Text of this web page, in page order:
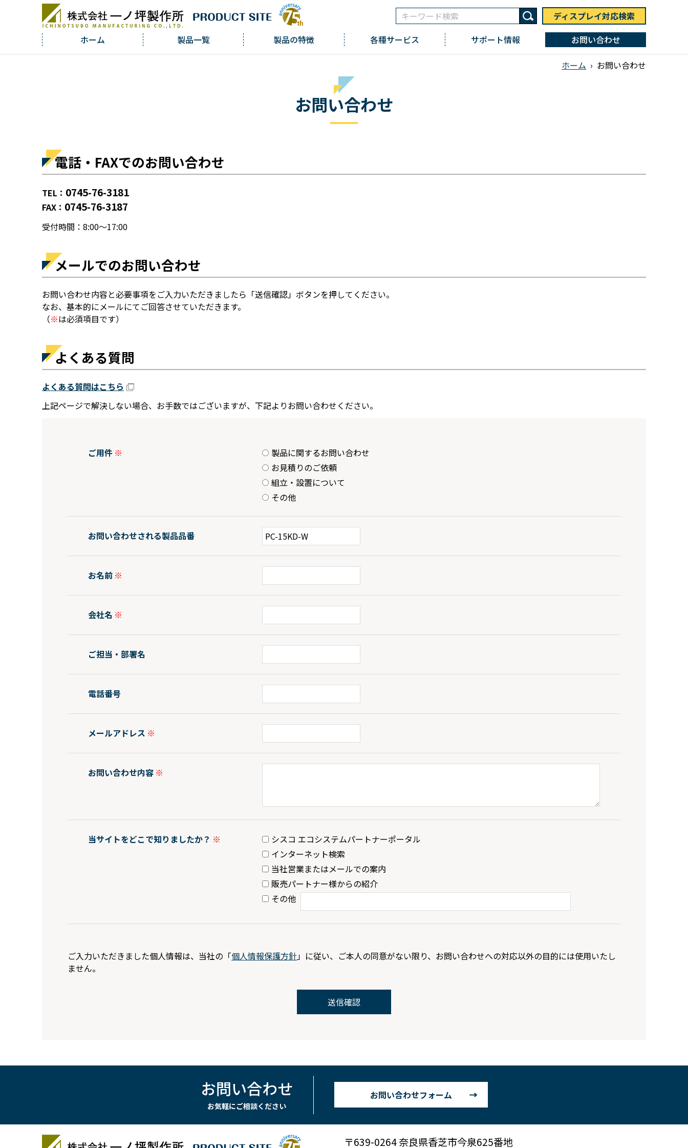
ディスプレイ対応検索
ホーム
製品一覧 製品の特徴 各種サービス サポート情報 お問い合わせ
ホーム › お問い合わせ
お問い合わせ
電話・FAXでのお問い合わせ
TEL： 0745-76-3181
FAX： 0745-76-3187
受付時間：8:00～17:00
メールでのお問い合わせ
お問い合わせ内容と必要事項をご入力いただきましたら「送信確認」ボタンを押してください。
なお、基本的にメールにてご回答させていただきます。
（※は必須項目です）
よくある質問
よくある質問はこちら
上記ページで解決しない場合、お手数ではございますが、下記よりお問い合わせください。
ご用件
製品に関するお問い合わせ
お見積りのご依頼
組立・設置について
その他
お問い合わせされる製品品番
お名前
会社名
ご担当・部署名
電話番号
メールアドレス
お問い合わせ内容
当サイトをどこで知りましたか？
シスコ エコシステムパートナーポータル
インターネット検索
当社営業またはメールでの案内
販売パートナー様からの紹介
その他
ご入力いただきました個人情報は、当社の「個人情報保護方針」に従い、ご本人の同意がない限り、お問い合わせへの対応以外の目的には使用いたし
ません。
お問い合わせ
お気軽にご相談ください
お問い合わせフォーム
〒639-0264 奈良県香芝市今泉625番地